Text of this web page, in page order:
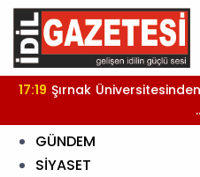
17:19
..
GÜNDEM
SİYASET